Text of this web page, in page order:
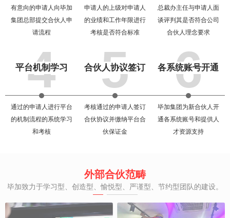
有意向的申请人向毕加
集团总部提交合伙人申
请流程
申请人的上级对申请人
的业绩和工作年限进行
考核是否符合标准
总裁办主任与申请人面
谈评判其是否符合公司
合伙人理念要求
4
平台机制学习
通过的申请人进行平台
的机制流程的系统学习
和考核
5
合伙人协议签订
考核通过的申请人签订
合伙协议并缴纳平台合
伙保证金
6
各系统账号开通
毕加集团为新合伙人开
通各系统账号和提供人
才资源支持
外部合伙范畴
毕加致力于学习型、创造型、愉悦型、严谨型、节约型团队的建设。